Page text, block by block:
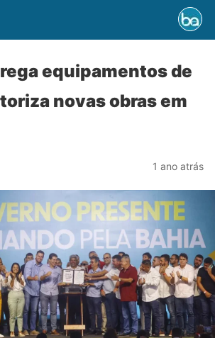
equipamentos de
novas obras em
1 ano atrás